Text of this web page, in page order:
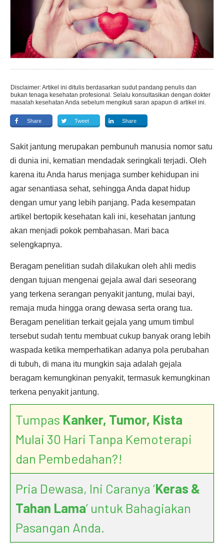
Disclaimer: Artikel ini ditulis berdasarkan sudut pandang penulis dan
bukan tenaga kesehatan profesional. Selalu konsultasikan dengan dokter
masalah kesehatan Anda sebelum mengikuti saran apapun di artikel ini.
Share Tweet Share
Sakit jantung merupakan pembunuh manusia nomor satu
di dunia ini, kematian mendadak seringkali terjadi. Oleh
karena itu Anda harus menjaga sumber kehidupan ini
agar senantiasa sehat, sehingga Anda dapat hidup
dengan umur yang lebih panjang. Pada kesempatan
artikel bertopik kesehatan kali ini, kesehatan jantung
akan menjadi pokok pembahasan. Mari baca
selengkapnya.
Beragam penelitian sudah dilakukan oleh ahli medis
dengan tujuan mengenai gejala awal dari seseorang
yang terkena serangan penyakit jantung, mulai bayi,
remaja muda hingga orang dewasa serta orang tua.
Beragam penelitian terkait gejala yang umum timbul
tersebut sudah tentu membuat cukup banyak orang lebih
waspada ketika memperhatikan adanya pola perubahan
di tubuh, di mana itu mungkin saja adalah gejala
beragam kemungkinan penyakit, termasuk kemungkinan
terkena penyakit jantung.
Tumpas Kanker, Tumor, Kista
Mulai 30 Hari Tanpa Kemoterapi
dan Pembedahan?!
Pria Dewasa, Ini Caranya ‘Keras &
Tahan Lama’ untuk Bahagiakan
Pasangan Anda.